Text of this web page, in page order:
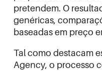
pretendem. O
genéricas,
baseadas em preço
Tal como destacam
Agency, o processo